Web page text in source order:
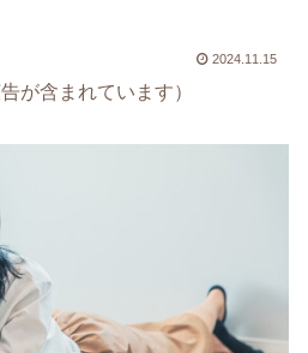
2024.11.15
が含まれています）